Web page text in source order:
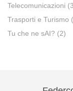
Telecomunicazioni
Trasporti e Turismo
Tu che ne sAI? (2)